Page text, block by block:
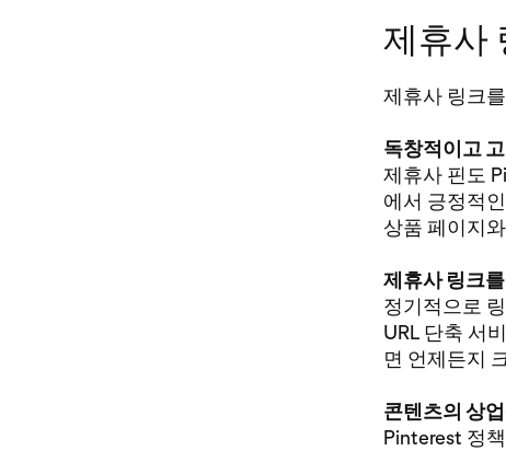
제휴사
제휴사 링크
독창적이고
제휴사 핀도
에서 긍정적
상품 페이지
제휴사 링크
정기적으로
URL 단축 서
면 언제든지
콘텐츠의 상
Pinterest 정